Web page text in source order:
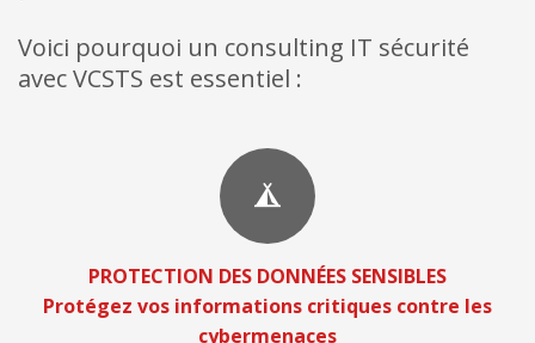
Voici pourquoi un consulting IT sécurité
avec VCSTS est essentiel :
PROTECTION DES DONNÉES SENSIBLES
Protégez vos informations critiques contre les
cybermenaces